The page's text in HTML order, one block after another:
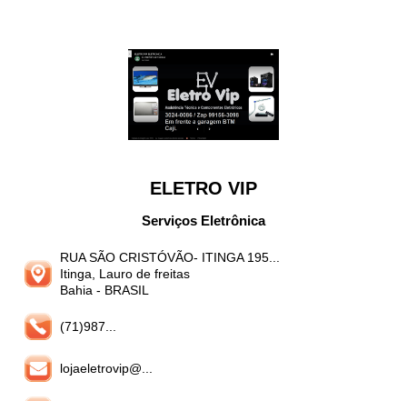
ELETRO VIP
Serviços Eletrônica
RUA SÃO CRISTÓVÃO- ITINGA 195...
Itinga, Lauro de freitas
Bahia - BRASIL
(71)987...
lojaeletrovip@...